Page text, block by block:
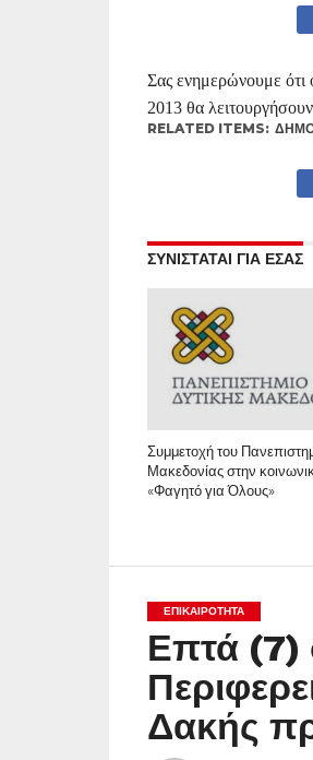
Σας ενημερώνουμε
2013 θα
RELATED ITEMS:
ΣΥΝΙΣΤΑΤΑΙ ΓΙΑ ΕΣΑΣ
Συμμετοχή του
Μακεδονίας στην
«Φαγητό για Όλους»
ΕΠΙΚΑΙΡΟΤΗΤΑ
Επτά (7)
Δακής